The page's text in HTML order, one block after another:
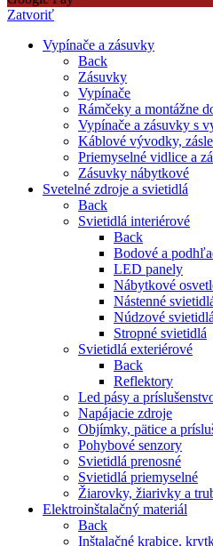
Zatvoriť
Vypínače a zásuvky
Back
Zásuvky
Vypínače
Rámčeky a montážne
Vypínače a zásuvky s
Káblové vývodky,
Priemyselné vidlice a
Zásuvky nábytkové
Svetelné zdroje a svietidlá
Back
Svietidlá interiérové
Back
Bodové a
LED panely
Nábytkové
Nástenné
Núdzové svietidlá
Stropné svietidlá
Svietidlá exteriérové
Back
Reflektory
Led pásy a
Napájacie zdroje
Objímky, pätice a
Pohybové senzory
Svietidlá prenosné
Svietidlá priemyselné
Žiarovky, žiarivky a
Elektroinštalačný materiál
Back
Inštalačné krabice,